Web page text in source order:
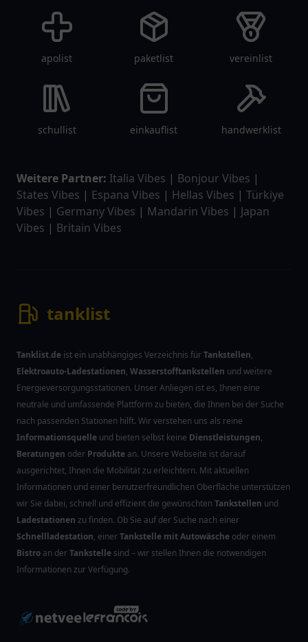
apolist paketlist vereinlist
schullist einkauflist handwerklist
Weitere Partner: Italia Vibes | Bonjour Vibes |
States Vibes | Espana Vibes | Hellas Vibes | Türkiye
Vibes | Germany Vibes | Mandarin Vibes | Japan
Vibes | Britain Vibes
tanklist
Tanklist.de ist ein unabhängiges Verzeichnis fürTankstellen,
Elektroauto-Ladestationen, Wasserstofftankstellen und weitere
Energieversorgungsstationen. Unser Anliegen ist es, Ihnen eine
neutrale und umfassende Plattform zu bieten, die Ihnen bei der Suche
nach passenden Stationen hilft. Wir verstehen uns als reine
Informationsquelle und bieten selbst keine Dienstleistungen,
Beratungen oder Produkte an. Unsere Webseite ist darauf
ausgerichtet, Ihnen die Mobilität zu erleichtern. Mit aktuellen
Informationen und einer benutzerfreundlichen Oberfläche unterstützen
wir Sie dabei, schnell und effizient die gewünschtenTankstellen und
Ladestationen zu finden. Ob Sie auf der Suche nach einer
Schnellladestation, einerTankstelle mit Autowäsche oder einem
Bistro an derTankstelle sind – wir stellen Ihnen die notwendigen
Informationen zur Verfügung.